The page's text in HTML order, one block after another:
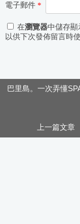
電子郵件 *
在瀏覽器中儲存顯
以供下次發佈留言時使
巴里島。一次弄懂
上一篇文章